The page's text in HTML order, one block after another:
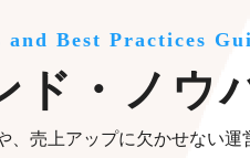
and Best Practices
ド・ノウ
、売上アップに欠かせない